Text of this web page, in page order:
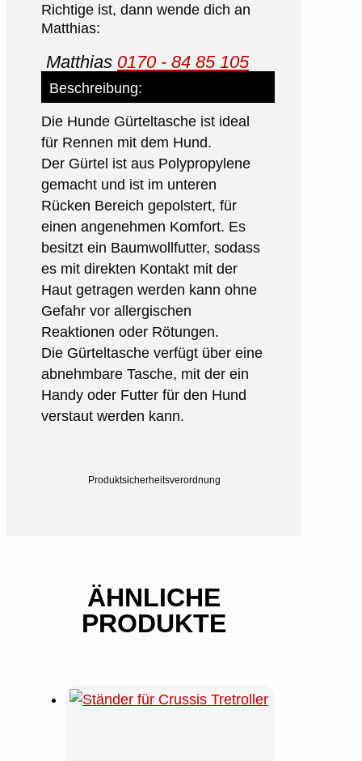
Richtige ist, dann wende dich an
Matthias:
Matthias 0170 - 84 85 105
Beschreibung:
Die Hunde Gürteltasche ist ideal
für Rennen mit dem Hund.
Der Gürtel ist aus Polypropylene
gemacht und ist im unteren
Rücken Bereich gepolstert, für
einen angenehmen Komfort. Es
besitzt ein Baumwollfutter, sodass
es mit direkten Kontakt mit der
Haut getragen werden kann ohne
Gefahr vor allergischen
Reaktionen oder Rötungen.
Die Gürteltasche verfügt über eine
abnehmbare Tasche, mit der ein
Handy oder Futter für den Hund
verstaut werden kann.
Produktsicherheitsverordnung
ÄHNLICHE
PRODUKTE